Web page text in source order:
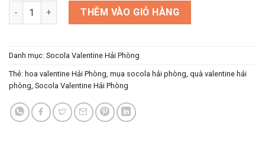
Socola Valentine 2025 số lượng
THÊM VÀO GIỎ HÀNG
Danh mục: Socola Valentine Hải Phòng
Thẻ: hoa valentine Hải Phòng, mua socola hải phòng, quà valentine hải
phòng, Socola Valentine Hải Phòng